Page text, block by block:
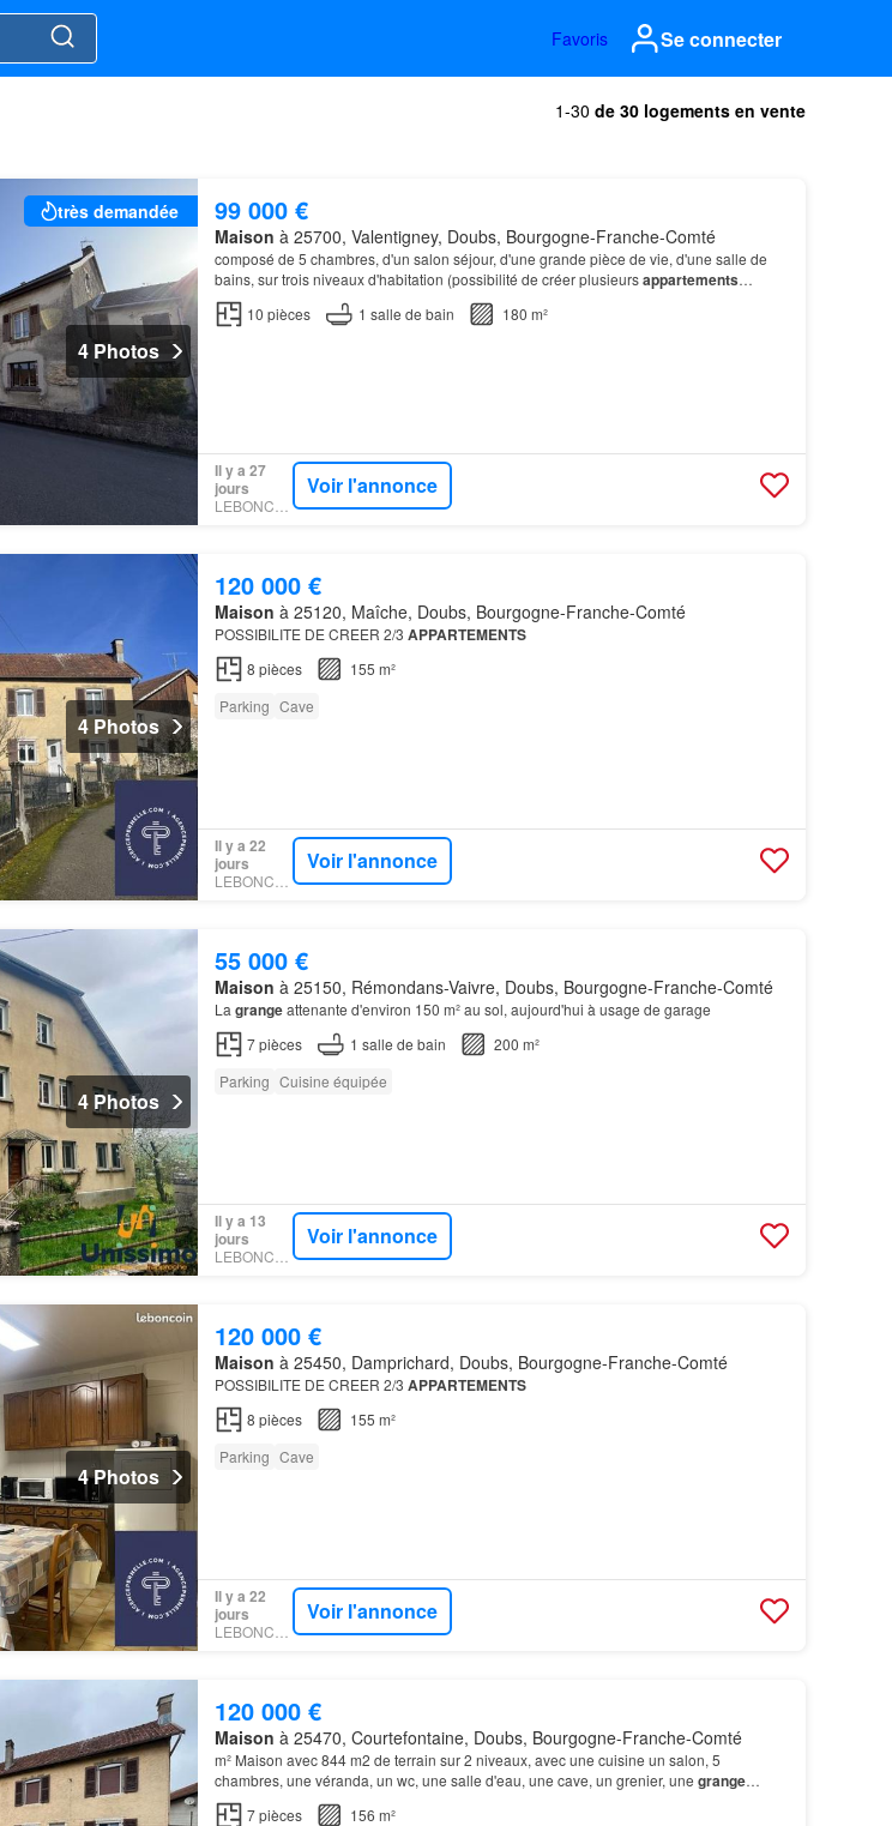
Favoris Se connecter
1-30 de 30 logements en vente
très demandée
4 Photos
99 000 €
Maison à 25700, Valentigney, Doubs, Bourgogne-Franche-Comté
composé de 5 chambres, d'un salon séjour, d'une grande pièce de vie, d'une salle de
bains, sur trois niveaux d'habitation (possibilité de créer plusieursappartements
Attenant à ce bâtiment vous trouverez également une grande…
10 pièces 1 salle de bain 180 m²
Il y a 27
jours
LEBONCOIN
Voir l'annonce
4 Photos
120 000 €
Maison à 25120, Maîche, Doubs, Bourgogne-Franche-Comté
POSSIBILITE DE CREER 2/3 APPARTEMENTS
8 pièces
155 m²
Parking Cave
Il y a 22
jours
LEBONCOIN
Voir l'annonce
4 Photos
55 000 €
Maison à 25150, Rémondans-Vaivre, Doubs, Bourgogne-Franche-Comté
La grangeattenante d'environ 150 m² au sol, aujourd'hui à usage de garage
7pièces 1 salle de bain
200 m²
Parking Cuisine équipée
Il y a 13
jours
LEBONCOIN
Voir l'annonce
4 Photos
120 000 €
Maison à 25450, Damprichard, Doubs, Bourgogne-Franche-Comté
POSSIBILITE DE CREER 2/3 APPARTEMENTS
8 pièces
155 m²
Parking Cave
Il y a 22
jours
LEBONCOIN
Voir l'annonce
120 000 €
Maison à 25470, Courtefontaine, Doubs, Bourgogne-Franche-Comté
m² Maison avec 844 m2 de terrain sur 2 niveaux, avec une cuisine un salon, 5
chambres, une véranda, un wc, une salle d'eau, une cave, un grenier, une grange
Idéale pour investisseur ou premier achat, possibilité de créer 2 ap…
7pièces
156 m²